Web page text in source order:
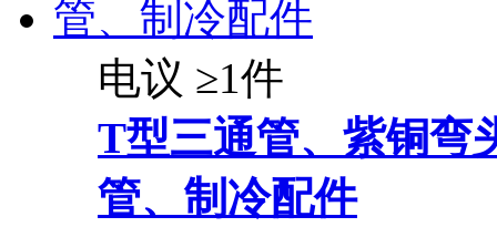
电议 ≥1件
T型三通管、紫铜弯
管、制冷配件